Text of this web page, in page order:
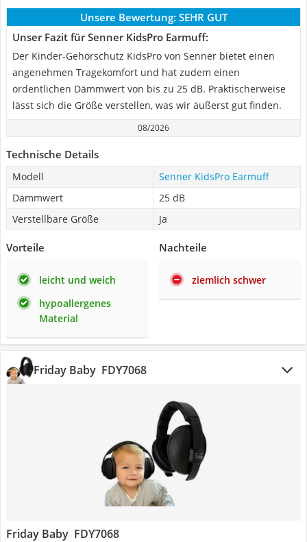
Unsere Bewertung: SEHR GUT
Unser Fazit für Senner KidsPro Earmuff:
Der Kinder-Gehörschutz KidsPro von Senner bietet einen
angenehmen Tragekomfort und hat zudem einen
ordentlichen Dämmwert von bis zu 25 dB. Praktischerweise
lässt sich die Größe verstellen, was wir äußerst gut finden.
08/2026
Technische Details
Modell
Senner KidsPro Earmuff
Dämmwert
25 dB
Verstellbare Größe
Ja
Vorteile
leicht und weich
hypoallergenes
Material
Nachteile
ziemlich schwer
Friday Baby ‎ FDY7068
Friday Baby ‎ FDY7068